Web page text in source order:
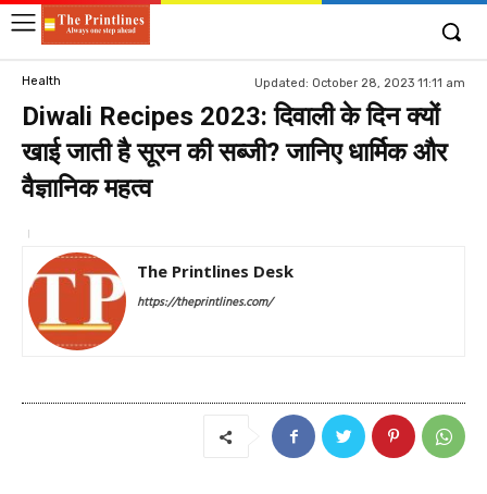
Health Updated: October 28, 2023 11:11 am
Diwali Recipes 2023: दिवाली के दिन क्यों
खाई जाती है सूरन की सब्जी? जानिए धार्मिक और
वैज्ञानिक महत्व
The Printlines Desk
https://theprintlines.com/